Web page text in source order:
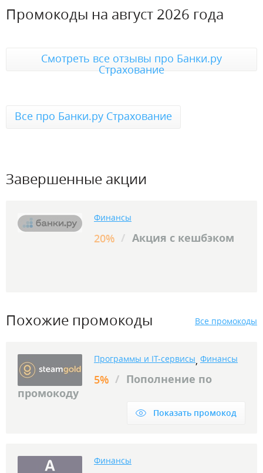
Промокоды на август 2026 года
Смотреть все отзывы про Банки.ру
Страхование
Все про Банки.ру Страхование
Завершенные акции
Финансы
20% / Акция с кешбэком
Похожие промокоды Все промокоды
Программы и IT-сервисы, Финансы
5% / Пополнение по
промокоду
Показать промокод
Финансы